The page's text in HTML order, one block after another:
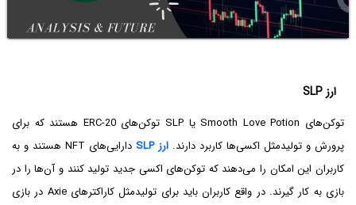
ارز SLP
توکن‌های Smooth Love Potion یا SLP توکن‌های ERC-20 هستند که برای
پرورش و تولیدمثل اکسی‌ها کاربرد دارند. ارز SLP
دارایی‌های NFT هستند و به
کاربران این امکان را می‌دهند که توکن‌های اکسی جدید تولید کنند و آن‌ها را در
بازی به کار گیرند. در واقع کاربران باید برای تولیدمثل کاراکترهای Axie در بازی